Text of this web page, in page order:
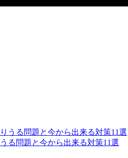
る問題と今から出来る対策11選